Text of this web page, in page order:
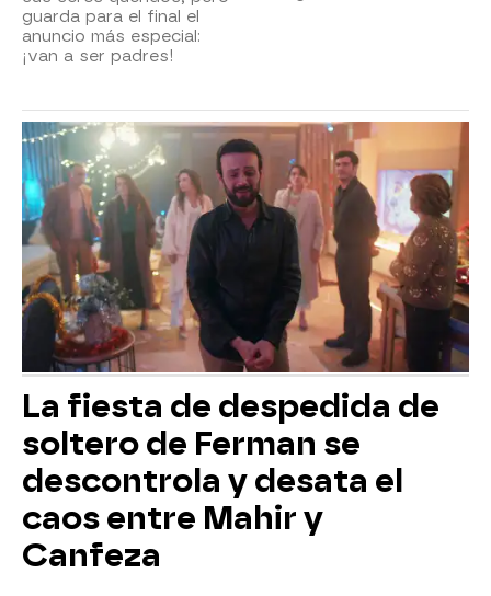
guarda para el final el
anuncio más especial:
¡van a ser padres!
La fiesta de despedida de
soltero de Ferman se
descontrola y desata el
caos entre Mahir y
Canfeza